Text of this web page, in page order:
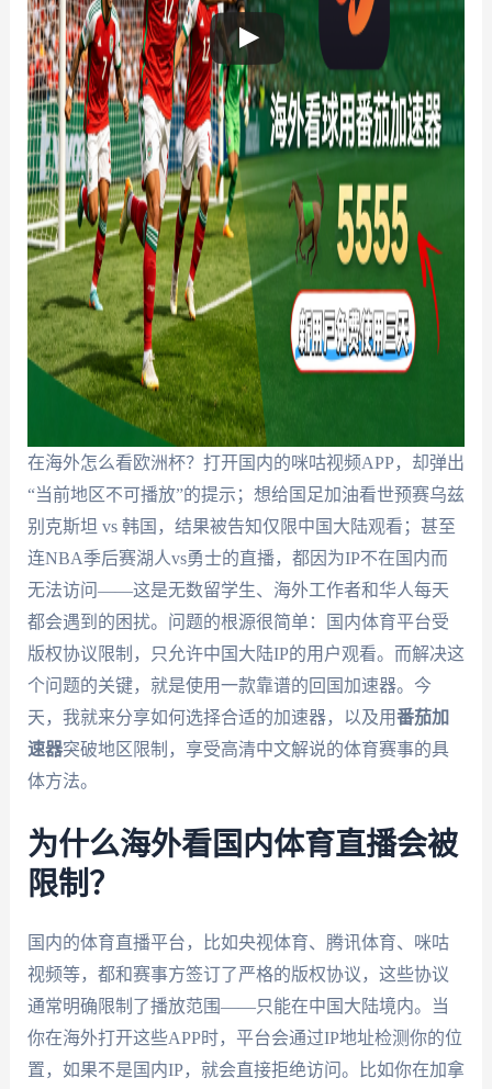
在海外怎么看欧洲杯？打开国内的咪咕视频APP，却弹出
“当前地区不可播放”的提示；想给国足加油看世预赛乌兹
别克斯坦 vs 韩国，结果被告知仅限中国大陆观看；甚至
连NBA季后赛湖人vs勇士的直播，都因为IP不在国内而
无法访问——这是无数留学生、海外工作者和华人每天
都会遇到的困扰。问题的根源很简单：国内体育平台受
版权协议限制，只允许中国大陆IP的用户观看。而解决这
个问题的关键，就是使用一款靠谱的回国加速器。今
天，我就来分享如何选择合适的加速器，以及用番茄加
速器突破地区限制，享受高清中文解说的体育赛事的具
体方法。
为什么海外看国内体育直播会被
限制？
国内的体育直播平台，比如央视体育、腾讯体育、咪咕
视频等，都和赛事方签订了严格的版权协议，这些协议
通常明确限制了播放范围——只能在中国大陆境内。当
你在海外打开这些APP时，平台会通过IP地址检测你的位
置，如果不是国内IP，就会直接拒绝访问。比如你在加拿